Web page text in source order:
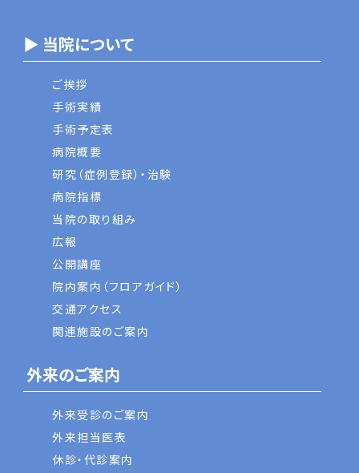
▶ 当院について
ご挨拶
手術実績
手術予定表
病院概要
研究（症例登録）・治験
病院指標
当院の取り組み
広報
公開講座
院内案内（フロアガイド）
交通アクセス
関連施設のご案内
外来のご案内
外来受診のご案内
外来担当医表
休診・代診案内